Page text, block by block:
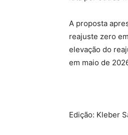
A proposta
reajuste zero
elevação do
em maio de
Edição: Kleber